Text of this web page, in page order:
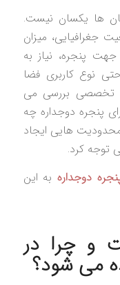
ها یکسان نیست.
جغرافیایی، میزان
پنجره، نیاز به
نوع کاربری فضا
تخصصی بررسی می
پنجره دوجداره چه
هایی ایجاد
توجه کرد.
دوجداره به این
و چرا در
می شود؟